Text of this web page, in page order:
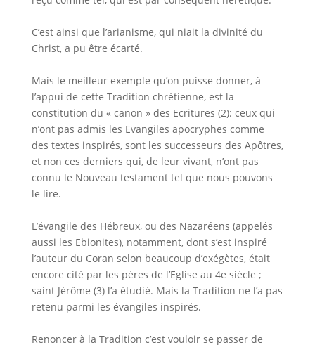
C’est ainsi que l’arianisme, qui niait la divinité du
Christ, a pu être écarté.
Mais le meilleur exemple qu’on puisse donner, à
l’appui de cette Tradition chrétienne, est la
constitution du « canon » des Ecritures (2): ceux qui
n’ont pas admis les Evangiles apocryphes comme
des textes inspirés, sont les successeurs des Apôtres,
et non ces derniers qui, de leur vivant, n’ont pas
connu le Nouveau testament tel que nous pouvons
le lire.
L’évangile des Hébreux, ou des Nazaréens (appelés
aussi les Ebionites), notamment, dont s’est inspiré
l’auteur du Coran selon beaucoup d’exégètes, était
encore cité par les pères de l’Eglise au 4e siècle ;
saint Jérôme (3) l’a étudié. Mais la Tradition ne l’a pas
retenu parmi les évangiles inspirés.
Renoncer à la Tradition c’est vouloir se passer de